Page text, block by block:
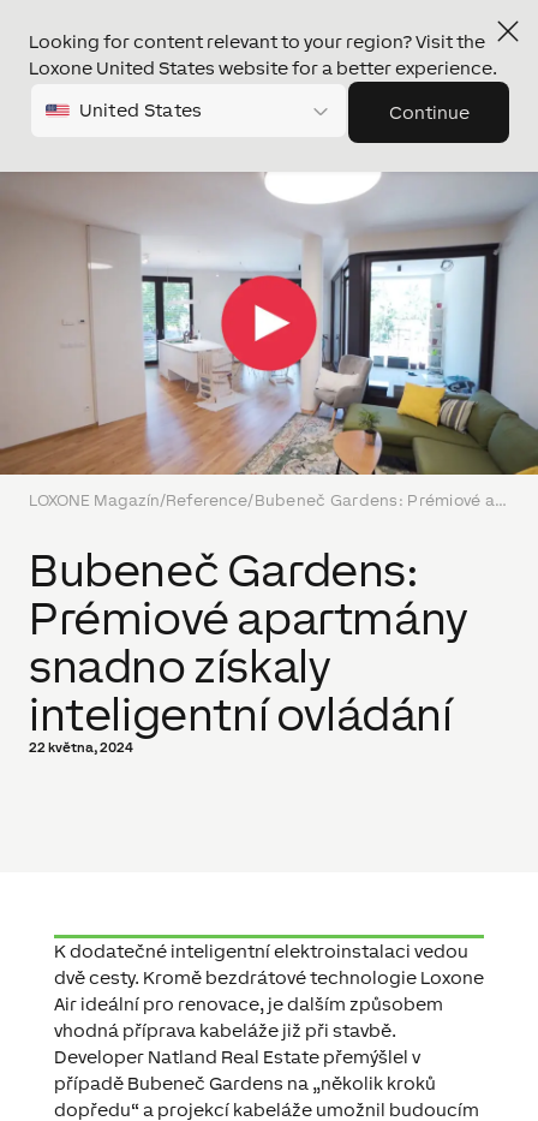
Looking for content relevant to your region? Visit the
Loxone United States website for a better experience.
United States Continue
LOXONE Magazín/Reference/ Bubeneč Gardens: Prémiové apartmány snadno získaly inteligentní ovládání
Bubeneč Gardens:
Prémiové apartmány
snadno získaly
inteligentní ovládání
22 května, 2024
K dodatečné inteligentní elektroinstalaci vedou
dvě cesty. Kromě bezdrátové technologie Loxone
Air ideální pro renovace, je dalším způsobem
vhodná příprava kabeláže již při stavbě.
Developer Natland Real Estate přemýšlel v
případě Bubeneč Gardens na „několik kroků
dopředu“ a projekcí kabeláže umožnil budoucím